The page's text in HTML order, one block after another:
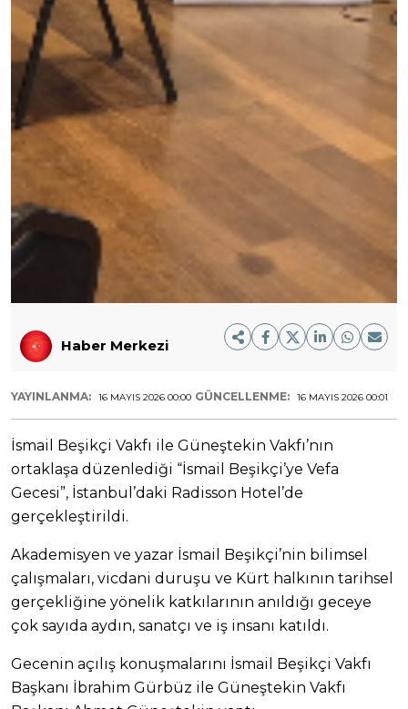
Haber Merkezi
YAYINLANMA: 16 MAYIS 2026 00:00 GÜNCELLENME: 16 MAYIS 2026 00:01
İsmail Beşikçi Vakfı ile Güneştekin Vakfı’nın
ortaklaşa düzenlediği “İsmail Beşikçi’ye Vefa
Gecesi”, İstanbul’daki Radisson Hotel’de
gerçekleştirildi.
Akademisyen ve yazar İsmail Beşikçi’nin bilimsel
çalışmaları, vicdani duruşu ve Kürt halkının tarihsel
gerçekliğine yönelik katkılarının anıldığı geceye
çok sayıda aydın, sanatçı ve iş insanı katıldı.
Gecenin açılış konuşmalarını İsmail Beşikçi Vakfı
Başkanı İbrahim Gürbüz ile Güneştekin Vakfı